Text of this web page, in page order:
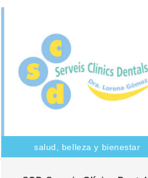
salud, belleza y bienestar